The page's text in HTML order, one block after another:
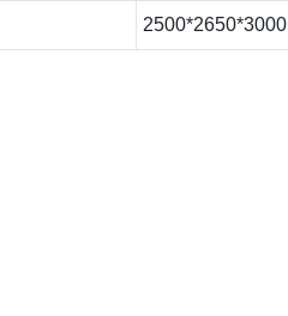
2500*2650*3000